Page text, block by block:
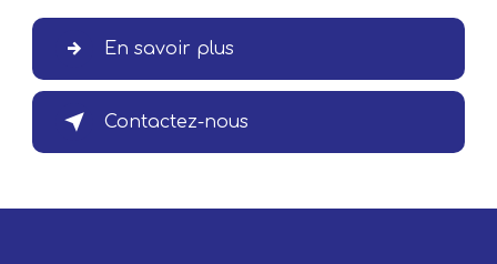
En savoir plus
Contactez-nous